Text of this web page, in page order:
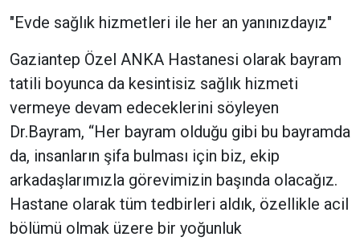
"Evde sağlık hizmetleri ile her an yanınızdayız"
Gaziantep Özel ANKA Hastanesi olarak bayram
tatili boyunca da kesintisiz sağlık hizmeti
vermeye devam edeceklerini söyleyen
Dr.Bayram, “Her bayram olduğu gibi bu bayramda
da, insanların şifa bulması için biz, ekip
arkadaşlarımızla görevimizin başında olacağız.
Hastane olarak tüm tedbirleri aldık, özellikle acil
bölümü olmak üzere bir yoğunluk